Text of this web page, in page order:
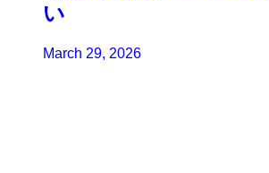
い
March 29, 2026